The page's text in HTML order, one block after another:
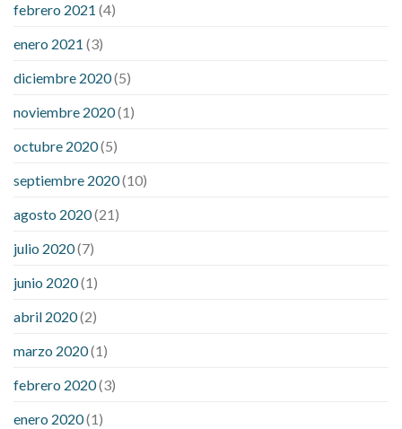
febrero 2021 (4)
enero 2021 (3)
diciembre 2020(5)
noviembre 2020(1)
octubre 2020(5)
septiembre 2020(10)
agosto 2020(21)
julio 2020(7)
junio 2020(1)
abril 2020(2)
marzo 2020(1)
febrero 2020(3)
enero 2020(1)